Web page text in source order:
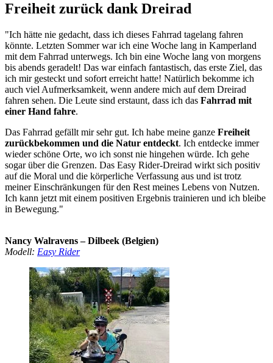
Freiheit zurück dank Dreirad
"Ich hätte nie gedacht, dass ich dieses Fahrrad tagelang fahren
könnte. Letzten Sommer war ich eine Woche lang in Kamperland
mit dem Fahrrad unterwegs. Ich bin eine Woche lang von morgens
bis abends geradelt! Das war einfach fantastisch, das erste Ziel, das
ich mir gesteckt und sofort erreicht hatte! Natürlich bekomme ich
auch viel Aufmerksamkeit, wenn andere mich auf dem Dreirad
fahren sehen. Die Leute sind erstaunt, dass ich das Fahrrad mit
einer Hand fahre.
Das Fahrrad gefällt mir sehr gut. Ich habe meine ganze Freiheit
zurückbekommen und die Natur entdeckt. Ich entdecke immer
wieder schöne Orte, wo ich sonst nie hingehen würde. Ich gehe
sogar über die Grenzen. Das Easy Rider-Dreirad wirkt sich positiv
auf die Moral und die körperliche Verfassung aus und ist trotz
meiner Einschränkungen für den Rest meines Lebens von Nutzen.
Ich kann jetzt mit einem positiven Ergebnis trainieren und ich bleibe
in Bewegung."
Nancy Walravens – Dilbeek (Belgien)
Modell: Easy Rider